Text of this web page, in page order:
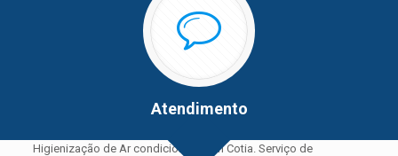
Atendimento
Higienização de Ar condicionado em Cotia. Serviço de